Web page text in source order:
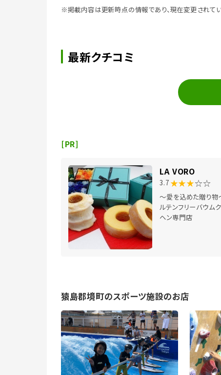
※掲載内容は更新時点の情報であり、現在変更されてい
最新クチコミ
[PR]
LA VORO
3.7 ★★★☆☆
～愛を込めた贈り物
ルテンフリーバウム
ヘン専門店
猿島郡境町のスポーツ施設のお店